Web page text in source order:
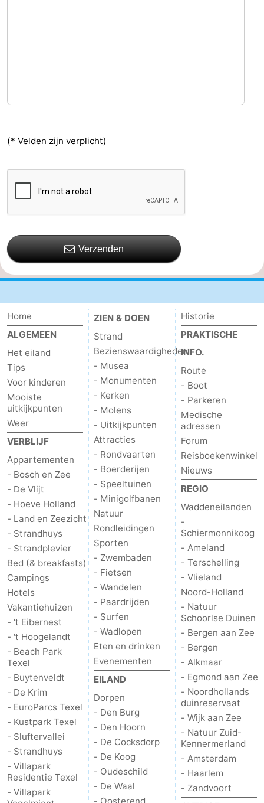
(* Velden zijn verplicht)
Verzenden
Home
ALGEMEEN
Het eiland
Tips
Voor kinderen
Mooiste
uitkijkpunten
Weer
VERBLIJF
Appartementen
- Bosch en Zee
- De Vlijt
- Hoeve Holland
- Land en Zeezicht
- Strandhuys
- Strandplevier
Bed (& breakfasts)
Campings
Hotels
Vakantiehuizen
- 't Eibernest
- 't Hoogelandt
- Beach Park
Texel
- Buytenveldt
- De Krim
- EuroParcs Texel
- Kustpark Texel
- Sluftervallei
- Strandhuys
- Villapark
Residentie Texel
- Villapark
ZIEN & DOEN
Strand
Bezienswaardigheden
- Musea
- Monumenten
- Kerken
- Molens
- Uitkijkpunten
Attracties
- Rondvaarten
- Boerderijen
- Speeltuinen
- Minigolfbanen
Natuur
Rondleidingen
Sporten
- Zwembaden
- Fietsen
- Wandelen
- Paardrijden
- Surfen
- Wadlopen
Eten en drinken
Evenementen
EILAND
Dorpen
- Den Burg
- Den Hoorn
- De Cocksdorp
- De Koog
- Oudeschild
- De Waal
Historie
PRAKTISCHE
INFO.
Route
- Boot
- Parkeren
Medische
adressen
Forum
Reisboekenwinkel
Nieuws
REGIO
Waddeneilanden
-
Schiermonnikoog
- Ameland
- Terschelling
- Vlieland
Noord-Holland
- Natuur
Schoorlse Duinen
- Bergen aan Zee
- Bergen
- Alkmaar
- Egmond aan Zee
- Noordhollands
duinreservaat
- Wijk aan Zee
- Natuur Zuid-
Kennermerland
- Amsterdam
- Haarlem
- Zandvoort